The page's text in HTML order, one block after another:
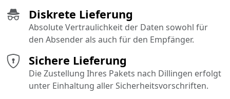
Sichere Lieferung
Die Zustellung Ihres Pakets nach Dillingen erfolgt
unter Einhaltung aller Sicherheitsvorschriften.
Diskrete Lieferung
Absolute Vertraulichkeit der Daten sowohl für
den Absender als auch für den Empfänger.